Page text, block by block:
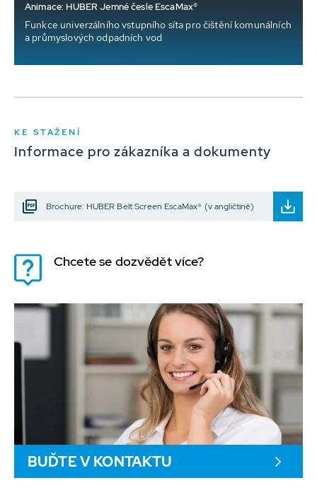
Animace: HUBER Jemné česle EscaMax®
Funkce univerzálního vstupního síta pro čištění komunálních
a průmyslových odpadních vod
KE STAŽENÍ
Informace pro zákazníka a dokumenty
Brochure: HUBER Belt Screen EscaMax® (v angličtině)
Chcete se dozvědět více?
BUĎTE V KONTAKTU